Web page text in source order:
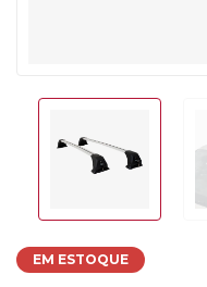
EM ESTOQUE